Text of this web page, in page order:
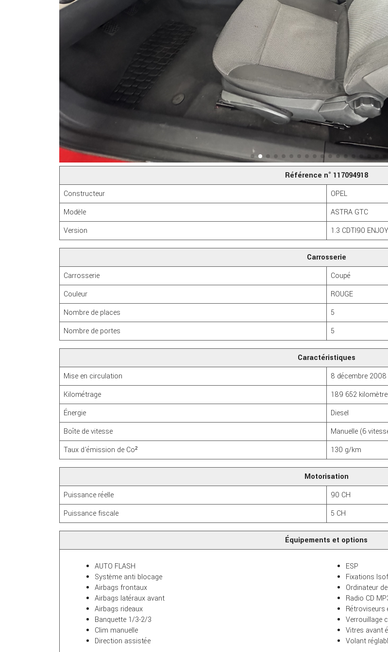
Référence n° 117094918
Constructeur
OPEL
Modèle
ASTRA GTC
Version
1.3 CDTI90 ENJOY
Carrosserie
Carrosserie
Coupé
Couleur
ROUGE
Nombre de places
5
Nombre de portes
5
Caractéristiques
Mise en circulation
8 décembre 2008
Kilométrage
189 652
Énergie
Diesel
Boîte de vitesse
Manuelle (6
Taux d'émission de Co²
130 g/km
Motorisation
Puissance réelle
90 CH
Puissance fiscale
5 CH
Équipements et options
AUTO FLASH
Système anti blocage
Airbags frontaux
Airbags latéraux avant
Airbags rideaux
Banquette 1/3-2/3
Clim manuelle
Direction assistée
ESP
Fixations
Ordinateur
Radio CD
Rétroviseurs
Verrouillage
Vitres avant
Volant
fonction de la
façon dont le
site Web est
utilisé.
Experience
Afin que notre
site Web
fonctionne
aussi bien
que possible
lors de votre
visite. Si vous
refusez ces
cookies,
certaines
fonctionnalités
disparaîtront
du site Web.